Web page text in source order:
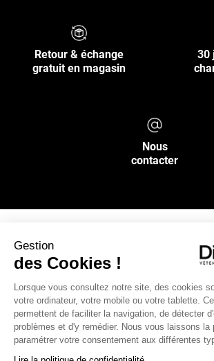
Gestion
des Cookies !
Lorsque vous consultez notre site, des cookies
votre ordinateur, votre mobile ou votre tablette.
permettent de faciliter la navigation, de détecter
problèmes et d'y remédier. Nous vous laissons la
paramétrer votre consentement aux différentes
Retour & échange
gratuit en magasin
30
Nous
contacter
INFOS PRATIQUES
L’ENSEIGNE DISTRICENTER